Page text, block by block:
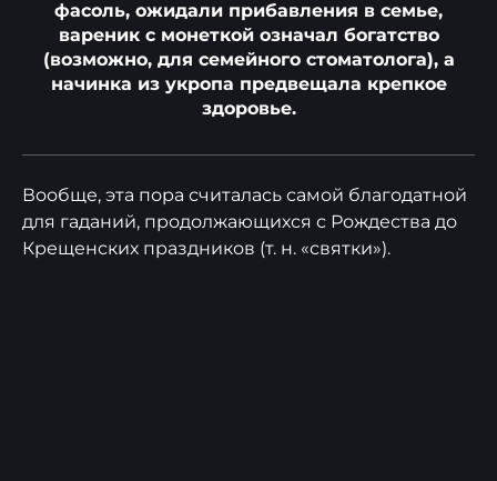
фасоль, ожидали прибавления в семье,
вареник с монеткой означал богатство
(возможно, для семейного стоматолога), а
начинка из укропа предвещала крепкое
здоровье.
Вообще, эта пора считалась самой благодатной
для гаданий, продолжающихся с Рождества до
Крещенских праздников (т. н. «святки»).